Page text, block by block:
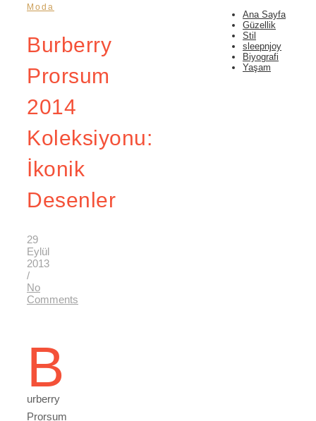
Moda
Burberry
Prorsum
2014
Koleksiyonu:
İkonik
Desenler
29
Eylül
2013
/
No
Comments
B
urberry
Prorsum
Ana Sayfa
Güzellik
Stil
sleepnjoy
Biyografi
Yaşam